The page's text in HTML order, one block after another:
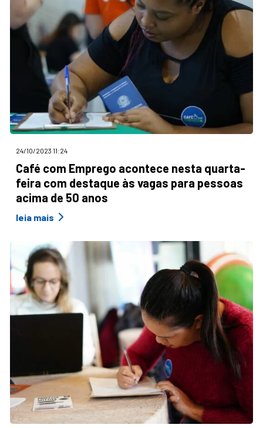
24/10/2023 11:24
Café com Emprego acontece nesta quarta-
feira com destaque às vagas para pessoas
acima de 50 anos
leia mais